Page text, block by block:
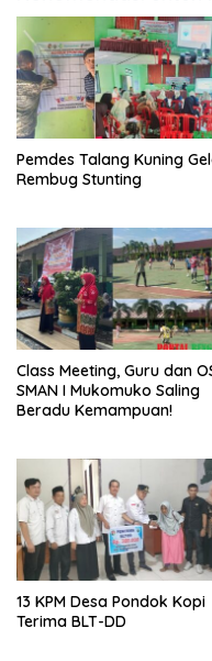
Pemdes Talang Kuning
Rembug Stunting
Class Meeting, Guru dan
SMAN I Mukomuko Saling
Beradu Kemampuan!
13 KPM Desa Pondok Kopi
Terima BLT-DD